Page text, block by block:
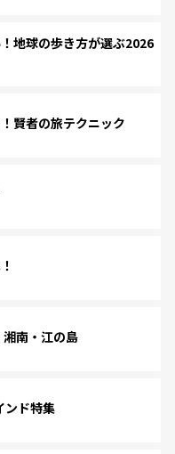
地球の歩き方が選ぶ2026
賢者の旅テクニック
南・江の島
ンド特集